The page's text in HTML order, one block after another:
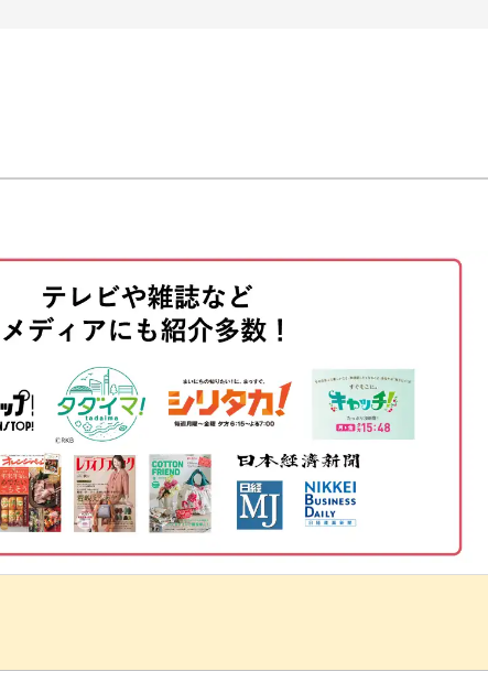
していきましょう。
可愛らしさを感じさせます。
かに彩ってくれるでしょう。
する
描く
ーに巻く